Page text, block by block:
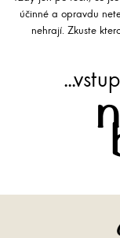
účinné a opravdu
nehrají. Zkuste